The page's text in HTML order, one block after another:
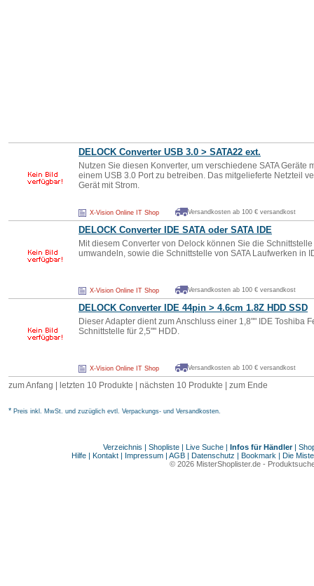
DELOCK Converter USB 3.0 > SATA22 ext.
Nutzen Sie diesen Konverter, um verschiedene SATA Geräte
einem USB 3.0 Port zu betreiben. Das mitgelieferte Netzteil
Gerät mit Strom.
X-Vision Online IT Shop Versandkosten ab 100 € versandkost
DELOCK Converter IDE SATA oder SATA IDE
Mit diesem Converter von Delock können Sie die
umwandeln, sowie die Schnittstelle von SATA Laufwerken in
X-Vision Online IT Shop Versandkosten ab 100 € versandkost
DELOCK Converter IDE 44pin > 4.6cm 1.8Z HDD SSD
Dieser Adapter dient zum Anschluss einer 1,8"" IDE Toshiba
Schnittstelle für 2,5"" HDD.
X-Vision Online IT Shop Versandkosten ab 100 € versandkost
zum Anfang letzten 10 Produkte nächsten 10 Produkte zum Ende
* Preis inkl. MwSt. und zuzüglich evtl. Verpackungs- und Versandkosten.
Verzeichnis | Shopliste| Live Suche| Infos für Händler|
Hilfe | Kontakt | Impressum | AGB | Datenschutz | Bookmark | Die
© 2026 MisterShoplister.de-